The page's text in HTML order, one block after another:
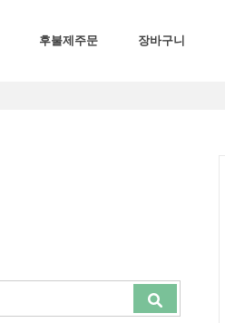
후불제주문 장바구니